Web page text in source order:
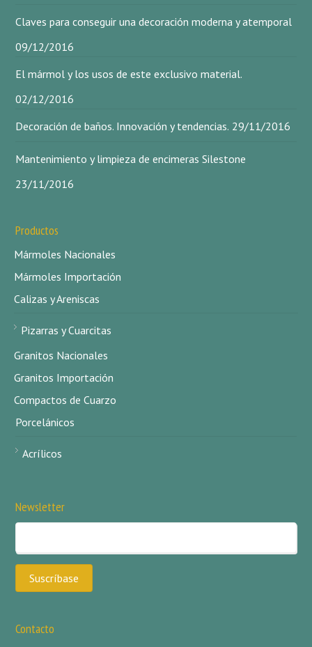
Claves para conseguir una decoración moderna y atemporal
09/12/2016
El mármol y los usos de este exclusivo material.
02/12/2016
Decoración de baños. Innovación y tendencias. 29/11/2016
Mantenimiento y limpieza de encimeras Silestone
23/11/2016
Productos
Mármoles Nacionales
Mármoles Importación
Calizas y Areniscas
Pizarras y Cuarcitas
Granitos Nacionales
Granitos Importación
Compactos de Cuarzo
Porcelánicos
Acrílicos
Newsletter
Contacto